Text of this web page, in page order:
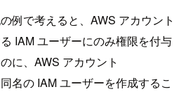
例で考えると、AWS アカウント
IAM ユーザーにのみ権限を付与
に、AWS アカウント
名の IAM ユーザーを作成するこ